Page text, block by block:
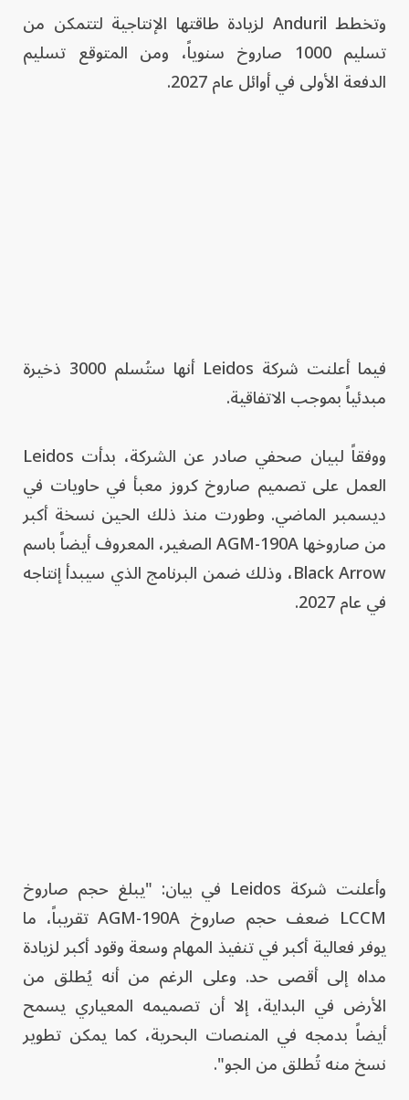
وتخطط Anduril لزيادة طاقتها الإنتاجية لتتمكن من
تسليم 1000 صاروخ سنوياً، ومن المتوقع تسليم
الدفعة الأولى في أوائل عام 2027.
فيما أعلنت شركة Leidos أنها ستُسلم 3000 ذخيرة
مبدئياً بموجب الاتفاقية.
ووفقاً لبيان صحفي صادر عن الشركة، بدأت Leidos
العمل على تصميم صاروخ كروز معبأ في حاويات في
ديسمبر الماضي. وطورت منذ ذلك الحين نسخة أكبر
من صاروخها AGM-190A الصغير، المعروف أيضاً باسم
Black Arrow، وذلك ضمن البرنامج الذي سيبدأ إنتاجه
في عام 2027.
وأعلنت شركة Leidos في بيان: "يبلغ حجم صاروخ
LCCM ضعف حجم صاروخ AGM-190A تقريباً، ما
يوفر فعالية أكبر في تنفيذ المهام وسعة وقود أكبر لزيادة
مداه إلى أقصى حد. وعلى الرغم من أنه يُطلق من
الأرض في البداية، إلا أن تصميمه المعياري يسمح
أيضاً بدمجه في المنصات البحرية، كما يمكن تطوير
نسخ منه تُطلق من الجو".